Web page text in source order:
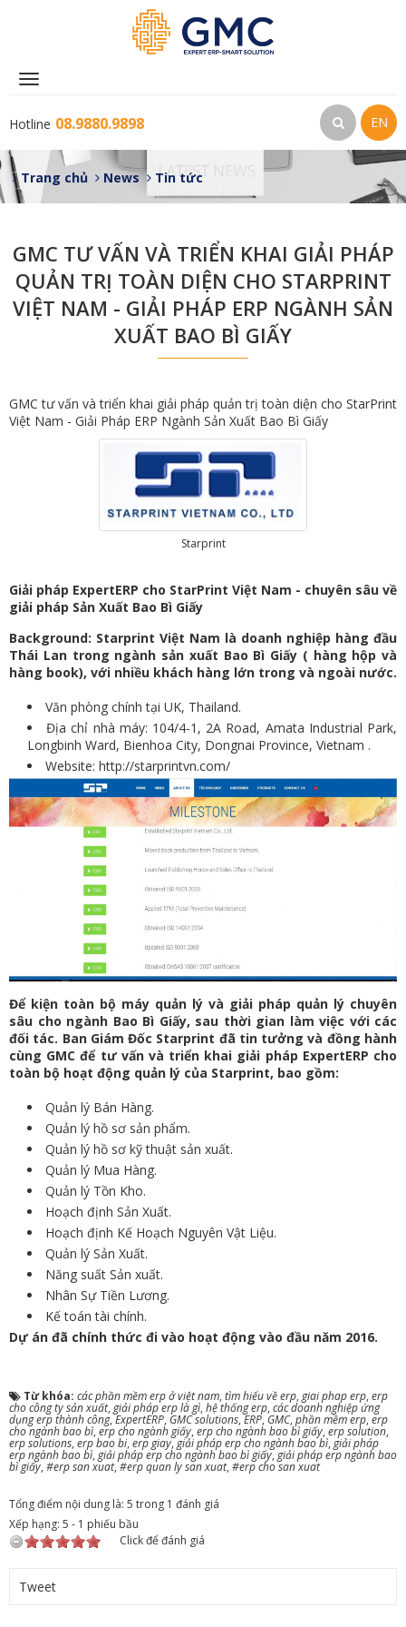
Toggle
Hotline 08.9880.9898 EN
Trang chủ News Tin tức
GMC TƯ VẤN VÀ TRIỂN KHAI GIẢI PHÁP
QUẢN TRỊ TOÀN DIỆN CHO STARPRINT
VIỆT NAM - GIẢI PHÁP ERP NGÀNH SẢN
XUẤT BAO BÌ GIẤY
GMC tư vấn và triển khai giải pháp quản trị toàn diện cho StarPrint
Việt Nam - Giải Pháp ERP Ngành Sản Xuất Bao Bì Giấy
Starprint
Giải pháp ExpertERP cho StarPrint Việt Nam - chuyên sâu về
giải pháp Sản Xuất Bao Bì Giấy
Background: Starprint Việt Nam là doanh nghiệp hàng đầu
Thái Lan trong ngành sản xuất Bao Bì Giấy ( hàng hộp và
hàng book), với nhiều khách hàng lớn trong và ngoài nước.
Văn phòng chính tại UK, Thailand.
Địa chỉ nhà máy: 104/4-1, 2A Road, Amata Industrial Park,
Longbinh Ward, Bienhoa City, Dongnai Province, Vietnam .
Website: http://starprintvn.com/
Để kiện toàn bộ máy quản lý và giải pháp quản lý chuyên
sâu cho ngành Bao Bì Giấy, sau thời gian làm việc với các
đối tác. Ban Giám Đốc Starprint đã tin tưởng và đồng hành
cùng GMC để tư vấn và triển khai giải pháp ExpertERP cho
toàn bộ hoạt động quản lý của Starprint, bao gồm:
Quản lý Bán Hàng.
Quản lý hồ sơ sản phẩm.
Quản lý hồ sơ kỹ thuật sản xuất.
Quản lý Mua Hàng.
Quản lý Tồn Kho.
Hoạch định Sản Xuất.
Hoạch định Kế Hoạch Nguyên Vật Liệu.
Quản lý Sản Xuất.
Năng suất Sản xuất.
Nhân Sự Tiền Lương.
Kế toán tài chính.
Dự án đã chính thức đi vào hoạt động vào đầu năm 2016.
Từ khóa: các phần mềm erp ở việt nam, tìm hiểu về erp, giai phap erp, erp
cho công ty sản xuất, giải pháp erp là gì, hệ thống erp, các doanh nghiệp ứng
dụng erp thành công,ExpertERP, GMC solutions,ERP, GMC, phần mềm erp, erp
cho ngành bao bì, erp cho ngành giấy, erp cho ngành bao bì giấy, erp solution,
erp solutions, erp bao bi, erp giay,giải pháp erp cho ngành bao bì, giải pháp
erp ngành bao bì, giải pháp erp cho ngành bao bì giấy,giải pháp erp ngành bao
bì giấy, #erp san xuat,#erp quan ly san xuat, #erp cho san xuat
Tổng điểm nội dung là: 5 trong 1 đánh giá
Xếp hạng: 5 - 1 phiếu bầu
Click để đánh giá
Tweet